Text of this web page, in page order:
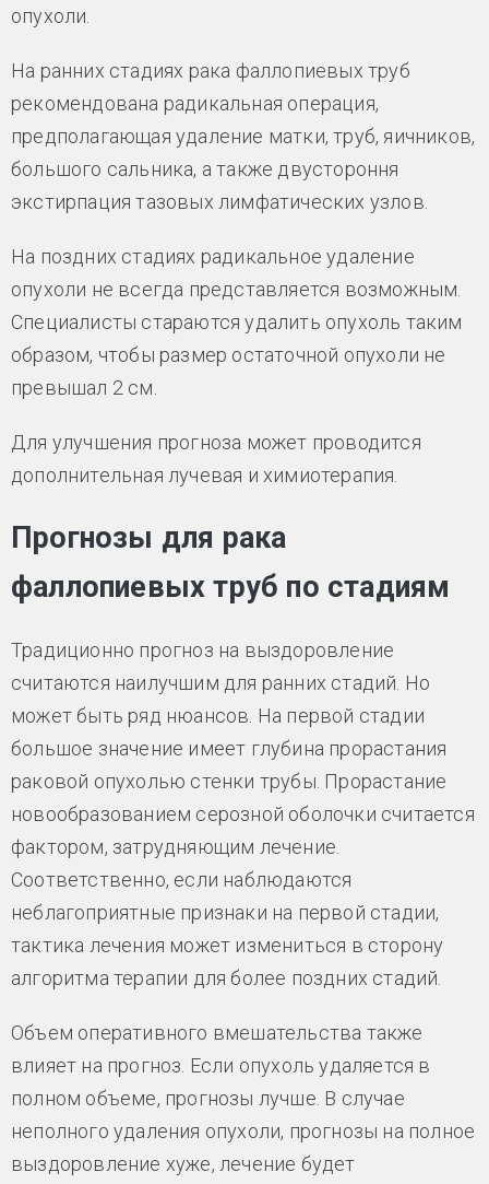
опухоли.
На ранних стадиях рака фаллопиевых труб
рекомендована радикальная операция,
предполагающая удаление матки, труб, яичников,
большого сальника, а также двустороння
экстирпация тазовых лимфатических узлов.
На поздних стадиях радикальное удаление
опухоли не всегда представляется возможным.
Специалисты стараются удалить опухоль таким
образом, чтобы размер остаточной опухоли не
превышал 2 см.
Для улучшения прогноза может проводится
дополнительная лучевая и химиотерапия.
Прогнозы для рака
фаллопиевых труб по стадиям
Традиционно прогноз на выздоровление
считаются наилучшим для ранних стадий. Но
может быть ряд нюансов. На первой стадии
большое значение имеет глубина прорастания
раковой опухолью стенки трубы. Прорастание
новообразованием серозной оболочки считается
фактором, затрудняющим лечение.
Соответственно, если наблюдаются
неблагоприятные признаки на первой стадии,
тактика лечения может измениться в сторону
алгоритма терапии для более поздних стадий.
Объем оперативного вмешательства также
влияет на прогноз. Если опухоль удаляется в
полном объеме, прогнозы лучше. В случае
неполного удаления опухоли, прогнозы на полное
выздоровление хуже, лечение будет